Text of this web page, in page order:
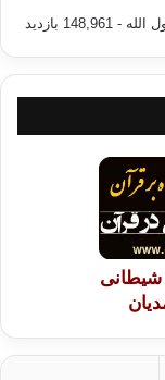
الله - 148,961 بازدید
شیطانی